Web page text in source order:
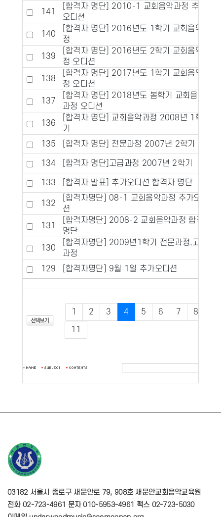
141
[합격자 명단] 2010-1 교회음악과정 추가
오디션
140
[합격자 명단] 2016년도 1학기 교회음악과
정
139
[합격자 명단] 2016년도 2학기 교회음악과
정 오디션
138
[합격자 명단] 2017년도 1학기 교회음악과
정 오디션
137
[합격자 명단] 2018년도 봄학기 교회음악
과정 오디션
136
[합격자 명단] 교회음악과정 2008년 1학
기
135
[합격자 명단] 전문과정 2007년 2학기
134 [합격자 명단]고급과정 2007년 2학기
133 [합격자 발표] 추가오디션 합격자 명단
132
[합격자명단] 08-1 교회음악과정 추가오디
션
131
[합격자명단] 2008-2 교회음악과정 합격자
명단
130
[합격자명단] 2009년1학기 전문과정,고급
과정
129
[합격자명단] 9월 1일 추가오디션
1 2 3 4 5 6 7 8
11
03182 서울시 종로구 새문안로 79, 908호 새문안교회음악교육원
전화 02-723-4961 문자 010-5953-4961 팩스 02-723-5030